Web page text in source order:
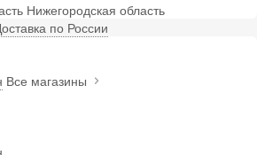
Нижегородская область
по России
Все магазины